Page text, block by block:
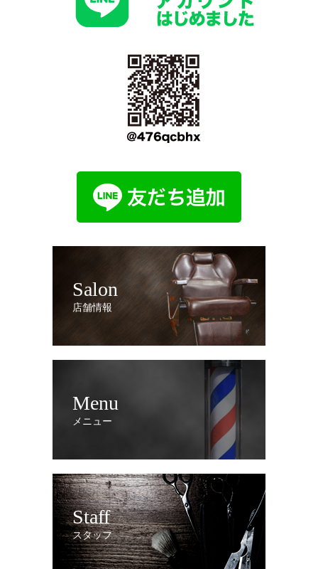
Salon
店舗情報
Menu
メニュー
Staff
スタッフ